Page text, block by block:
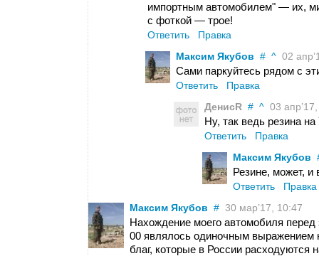
импортным автомобилем" — их,
с фоткой — трое!
Ответить
Правка
Максим Якубов # ^ 02
Сами паркуйтесь рядом с
Ответить
Правка
ДенисR # ^ 03
Ну, так ведь резина
Ответить
Правка
Максим Якубов
Резине, может, и
Ответить
Правка
Максим Якубов # 30 мар’17, 10:47
Нахождение моего автомобиля перед
00 являлось одиночным выражением
благ, которые в России